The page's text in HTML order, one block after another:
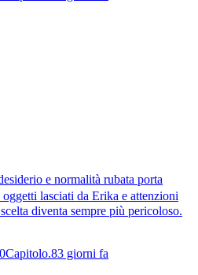
e normalità rubata porta
lasciati da Erika e attenzioni
diventa sempre più pericoloso.
0Capitolo.83 giorni fa